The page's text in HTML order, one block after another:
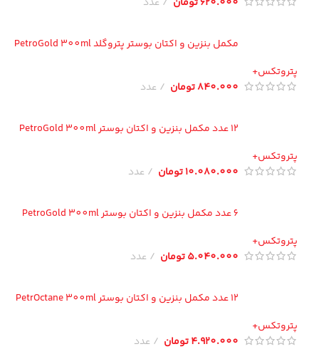
مکمل بنزین و اکتان بوستر پتروگلد PetroGold 300ml
840.000تومان عدد
12 عدد مکمل بنزین و اکتان بوستر PetroGold 300ml
10.080.000تومان عدد
6 عدد مکمل بنزین و اکتان بوستر PetroGold 300ml
5.040.000تومان عدد
12 عدد مکمل بنزین و اکتان بوستر PetrOctane 300ml
4.920.000تومان عدد